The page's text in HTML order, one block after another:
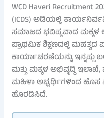
WCD Haveri
(ICDS) ಅಡಿಯಲ್ಲಿ
ಸಮಾಜದ ಭವಿಷ್ಯವಾದ ಮಕ್ಕಳ
ಪ್ರಾಥಮಿಕ ಶಿಕ್ಷಣದಲ್ಲಿ ಮಹತ್ವದ
ಕಾರ್ಯಾಚರಣೆಯನ್ನು
ಮತ್ತು ಮಕ್ಕಳ ಅಭಿವೃದ್ಧಿ
ಮಹಿಳಾ ಅಭ್ಯರ್ಥಿಗಳಿಂದ ಹೊಸ
ಹೊರಡಿಸಿದೆ.